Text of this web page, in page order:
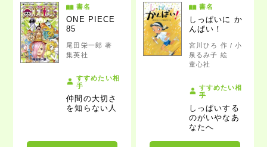
書名
ONE PIECE
85
尾田栄一郎 著
集英社
すすめたい相
手
仲間の大切さ
を知らない人
書名
しっぱいに か
んぱい！
宮川ひろ 作 / 小
泉るみ子 絵
童心社
すすめたい相
手
しっぱいする
のがいやなあ
なたへ